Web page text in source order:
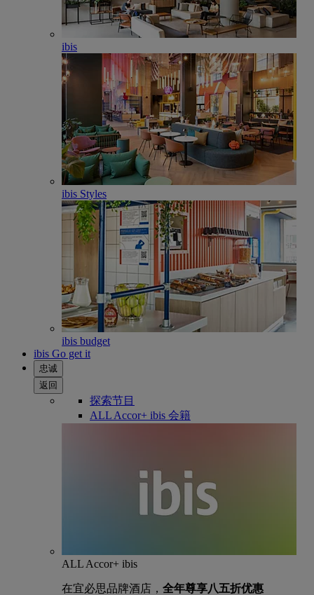
ibis
ibis Styles
ibis budget
ibis Go get it
忠诚
返回
探索节目
ALL Accor+ ibis 会籍
ALL Accor+ ibis
在宜必思品牌酒店， 全年尊享八五折优惠